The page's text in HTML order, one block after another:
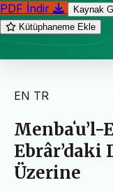
PDF İndir
Kaynak
Kütüphaneme Ekle
EN TR
Ebrâr’daki
Üzerine